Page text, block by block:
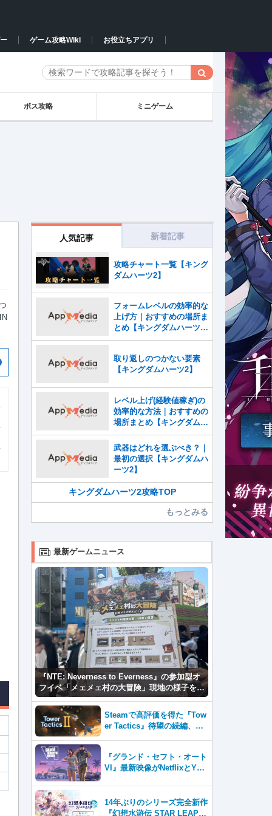
ゲーム攻略Wiki お役立ちアプリ
ボス攻略 ミニゲーム
人気記事 新着記事
攻略チャート一覧【キング
ダムハーツ2】
フォームレベルの効率的な
上げ方｜おすすめの場所ま
とめ【キングダムハーツ
2】
取り返しのつかない要素
【キングダムハーツ2】
レベル上げ(経験値稼ぎ)の
効率的な方法｜おすすめの
場所まとめ【キングダムハ
ーツ2】
武器はどれを選ぶべき？｜
最初の選択【キングダムハ
ーツ2】
キングダムハーツ2攻略TOP
もっとみる
最新ゲームニュース
『NTE: Neverness to Everness』の参加型オ
フイベ「メェメェ村の大冒険」現地の様子をレ
ポ！ミニゲームやコスプレイヤー撮影など盛り
だくさん！
Steamで高評価を得た『Tow
er Tactics』待望の続編、『T
『グランド・セフト・オート
VI』最新映像がNetflixとYou
14年ぶりのシリーズ完全新作
『幻想水滸伝 STAR LEAP』